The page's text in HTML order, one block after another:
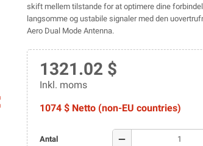
skift mellem tilstande for at optimere dine
langsomme og ustabile signaler med den
Aero Dual Mode Antenna.
1321.02 $
Inkl. moms
1074 $ Netto (non-EU countries)
Antal remove